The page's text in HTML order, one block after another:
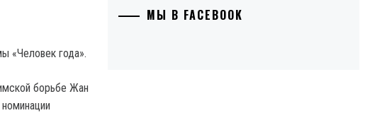
«Человек года».
борьбе Жан
МЫ В FACEBOOK